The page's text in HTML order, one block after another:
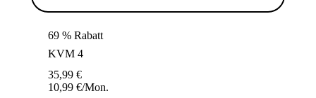
69 % Rabatt
KVM 4
35,99 €
10,99 €/Mon.